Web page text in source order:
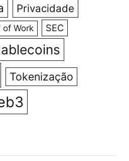
Privacidade
of Work SEC
Tokenização